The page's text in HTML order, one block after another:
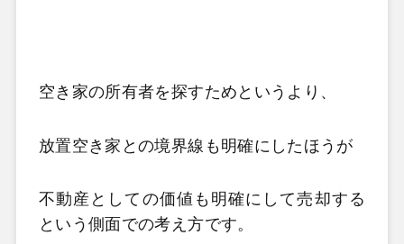
空き家の所有者を探すためというより、
放置空き家との境界線も明確にしたほうが
不動産としての価値も明確にして売却する
という側面での考え方です。